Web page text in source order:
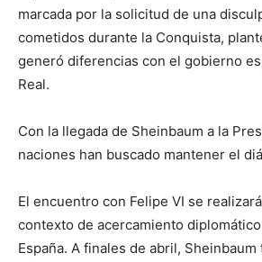
marcada por la solicitud de una
cometidos durante la Conquista,
generó diferencias con el gobierno
Real.
Con la llegada de Sheinbaum a la
naciones han buscado mantener el
El encuentro con Felipe VI se
contexto de acercamiento
España. A finales de abril,